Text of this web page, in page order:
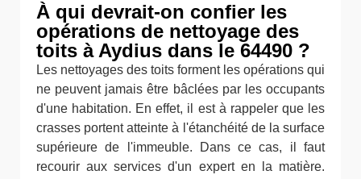
À qui devrait-on confier les
opérations de nettoyage des
toits à Aydius dans le 64490 ?
Les nettoyages des toits forment les opérations qui
ne peuvent jamais être bâclées par les occupants
d'une habitation. En effet, il est à rappeler que les
crasses portent atteinte à l'étanchéité de la surface
supérieure de l'immeuble. Dans ce cas, il faut
recourir aux services d'un expert en la matière.